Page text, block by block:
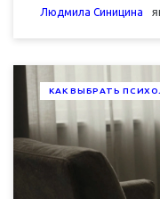
без страха.
Людмила Синицина
КАК ВЫБРАТЬ